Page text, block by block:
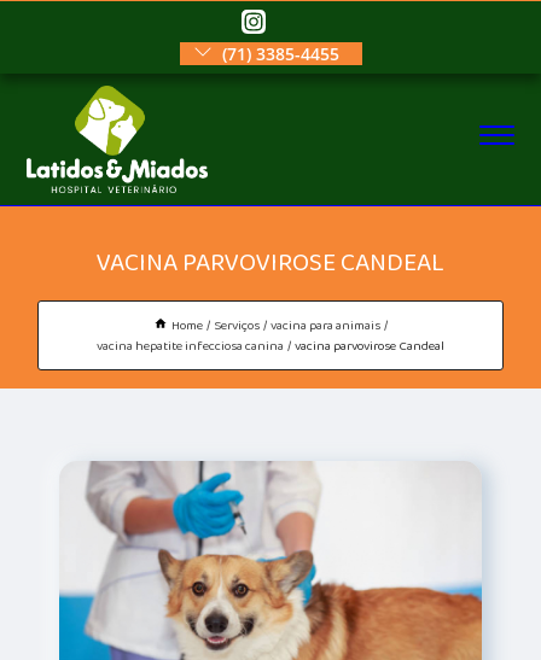
(71) 3385-4455
VACINA PARVOVIROSE CANDEAL
Home Serviços vacina para animais
vacina hepatite infecciosa canina vacina parvovirose Candeal